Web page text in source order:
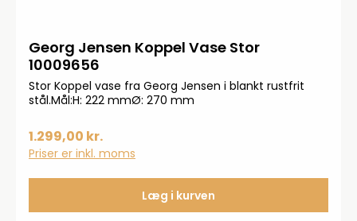
Georg Jensen Koppel Vase Stor
10009656
Stor Koppel vase fra Georg Jensen i blankt rustfrit
stål.Mål:H: 222 mmØ: 270 mm
1.299,00 kr.
Priser er inkl. moms
Læg i kurven